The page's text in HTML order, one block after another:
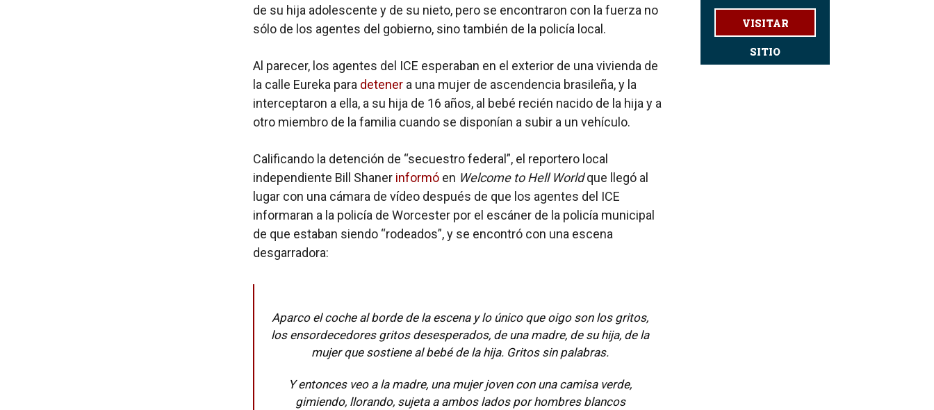
de su hija adolescente y de su nieto, pero se encontraron con la fuerza no
sólo de los agentes del gobierno, sino también de la policía local.
Al parecer, los agentes del ICE esperaban en el exterior de una vivienda de
la calle Eureka para detener a una mujer de ascendencia brasileña, y la
interceptaron a ella, a su hija de 16 años, al bebé recién nacido de la hija y a
otro miembro de la familia cuando se disponían a subir a un vehículo.
Calificando la detención de “secuestro federal”, el reportero local
independiente Bill Shaner informó en Welcome to Hell Worldque llegó al
lugar con una cámara de vídeo después de que los agentes del ICE
informaran a la policía de Worcester por el escáner de la policía municipal
de que estaban siendo “rodeados”, y se encontró con una escena
desgarradora:
Aparco el coche al borde de la escena y lo único que oigo son los gritos,
los ensordecedores gritos desesperados, de una madre, de su hija, de la
mujer que sostiene al bebé de la hija. Gritos sin palabras.
Y entonces veo a la madre, una mujer joven con una camisa verde,
gimiendo, llorando, sujeta a ambos lados por hombres blancos
VISITAR
SITIO